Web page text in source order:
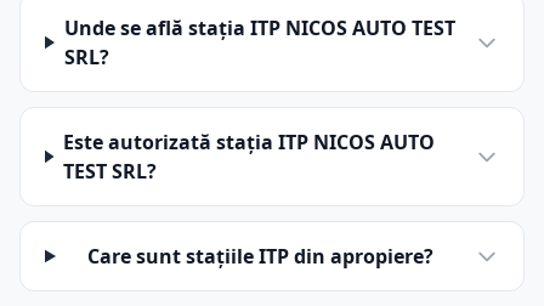
Unde se află stația ITP NICOS AUTO TEST
SRL?
Este autorizată stația ITP NICOS AUTO
TEST SRL?
Care sunt stațiile ITP din apropiere?